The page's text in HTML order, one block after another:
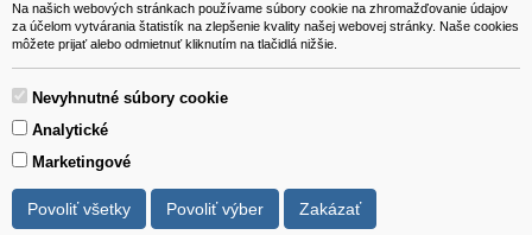
Na našich webových stránkach používame súbory cookie na zhromažďovanie údajov
za účelom vytvárania štatistík na zlepšenie kvality našej webovej stránky. Naše cookies
môžete prijať alebo odmietnuť kliknutím na tlačidlá nižšie.
Nevyhnutné súbory cookie
Analytické
Marketingové
Povoliť všetky Povoliť výber Zakázať
VEST - tech s.r.o.
Hviezdoslavova 280/6, 965 01 Žiar nad Hronom
Slovakia (Slovak Republic)
Všetky ceny sú uvádzané vrátane DPH.